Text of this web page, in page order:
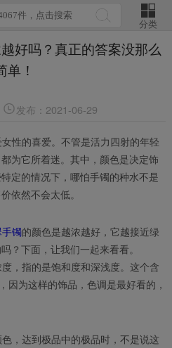
分类
好吗？真正的答案没那么
单！
发布：2021-06-29
性的喜爱。不管是活力四射的年轻
为它所着迷。其中，颜色是决定饰
定的情况下，哪怕手镯的种水不是
依然不会太低。
镯的颜色是越浓越好，它越接近绿
？下面，让我们一起来看看。
，指的是饱和度和深浅度。这个含
为这样的饰品，色调是最好看的，
，达到极品中的极品时，不是说这